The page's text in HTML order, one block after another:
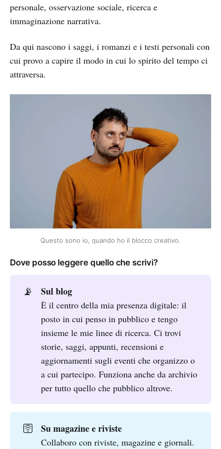
personale, osservazione sociale, ricerca e
immaginazione narrativa.
Da qui nascono i saggi, i romanzi e i testi personali con
cui provo a capire il modo in cui lo spirito del tempo ci
attraversa.
Questo sono io, quando ho il blocco creativo.
Dove posso leggere quello che scrivi?
📡 Sul blog
È il centro della mia presenza digitale: il
posto in cui penso in pubblico e tengo
insieme le mie linee di ricerca. Ci trovi
storie, saggi, appunti, recensioni e
aggiornamenti sugli eventi che organizzo o
a cui partecipo. Funziona anche da archivio
per tutto quello che pubblico altrove.
🛜 Su magazine e riviste
Collaboro con riviste, magazine e giornali.